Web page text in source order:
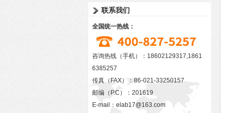
联系我们
全国统一热线：
咨询热线（手机）：18602129317,1861
6385257
传真（FAX）：86-021-33250157
邮编（P.C）：201619
E-mail： elab17@163.com